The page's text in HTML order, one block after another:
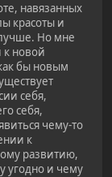
навязанных
красоты и
Но мне
к новой
бы новым
себя,
себя,
чему-то
к
развитию,
угодно и чему